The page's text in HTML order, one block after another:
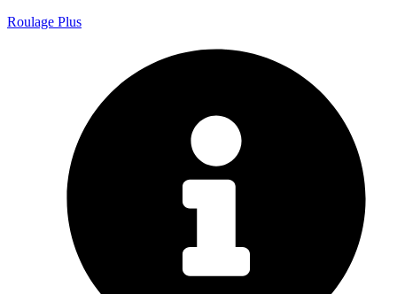
Roulage Plus